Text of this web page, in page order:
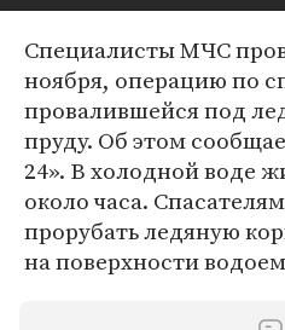
Специалисты МЧС
ноября, операцию по
провалившейся под
пруду. Об этом
24». В холодной воде
около часа.
прорубать ледяную
на поверхности